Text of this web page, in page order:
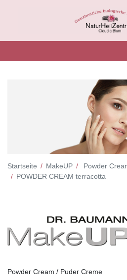
Startseite MakeUP
Powder
POWDER CREAM terracotta
Powder Cream / Puder Creme